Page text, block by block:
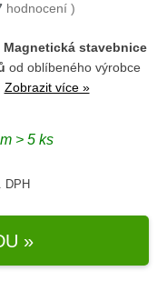
hodnocení )
Magnetická stavebnice
od oblíbeného výrobce
Zobrazit více »
> 5 ks
DPH
»